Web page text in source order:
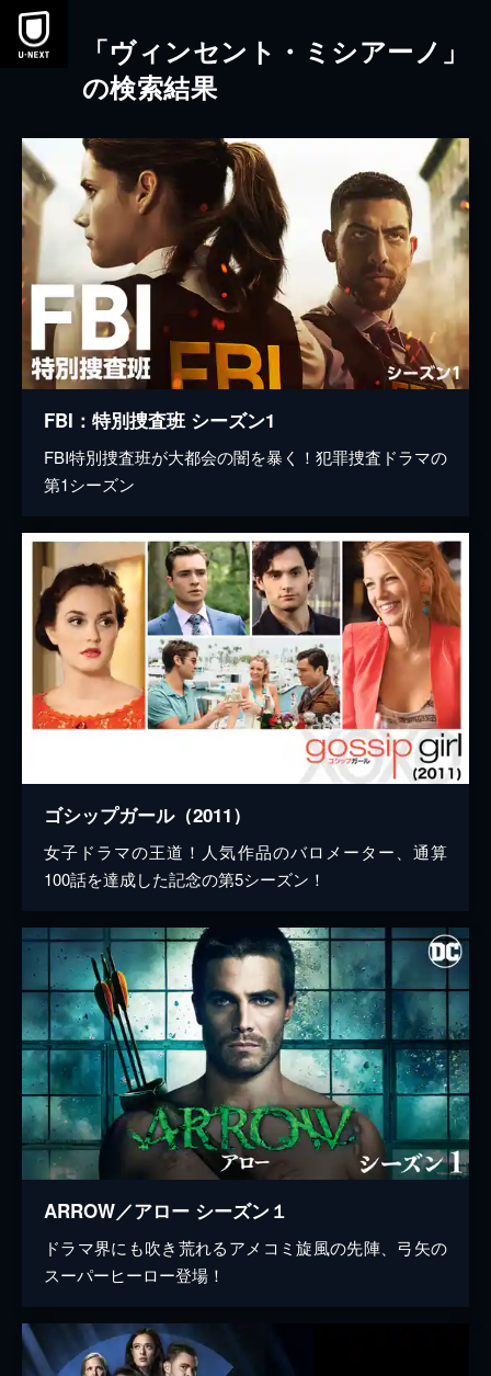
本文へスキップ
「ヴィンセント・ミシアーノ」
の検索結果
FBI：特別捜査班 シーズン1
FBI特別捜査班が大都会の闇を暴く！犯罪捜査ドラマの
第1シーズン
ゴシップガール（2011）
女子ドラマの王道！人気作品のバロメーター、通算
100話を達成した記念の第5シーズン！
ARROW／アロー シーズン１
ドラマ界にも吹き荒れるアメコミ旋風の先陣、弓矢の
スーパーヒーロー登場！